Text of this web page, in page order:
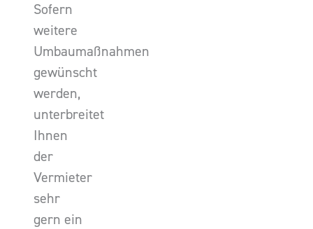
Sofern
weitere
Umbaumaßnahmen
gewünscht
werden,
unterbreitet
Ihnen
der
Vermieter
sehr
gern ein